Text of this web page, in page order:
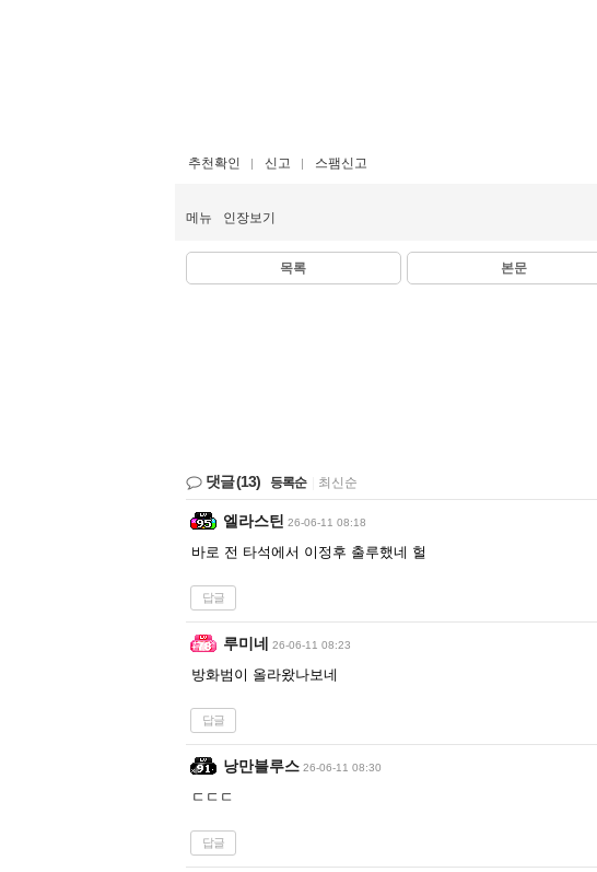
추천확인 신고 스팸신고
메뉴 인장보기
목록 본문
댓글(13) 등록순 최신순
엘라스틴 26-06-11 08:18
바로 전 타석에서 이정후 출루했네 헐
답글
루미네 26-06-11 08:23
방화범이 올라왔나보네
답글
낭만블루스 26-06-11 08:30
ㄷㄷㄷ
답글